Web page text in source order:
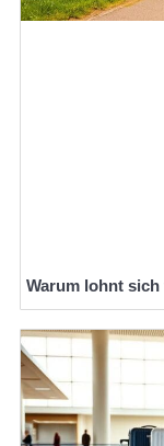
Warum lohnt